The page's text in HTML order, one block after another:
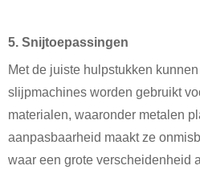
5. Snijtoepassingen
Met de juiste hulpstukken
slijpmachines worden gebruikt
materialen, waaronder metalen
aanpasbaarheid maakt ze
waar een grote verscheidenheid